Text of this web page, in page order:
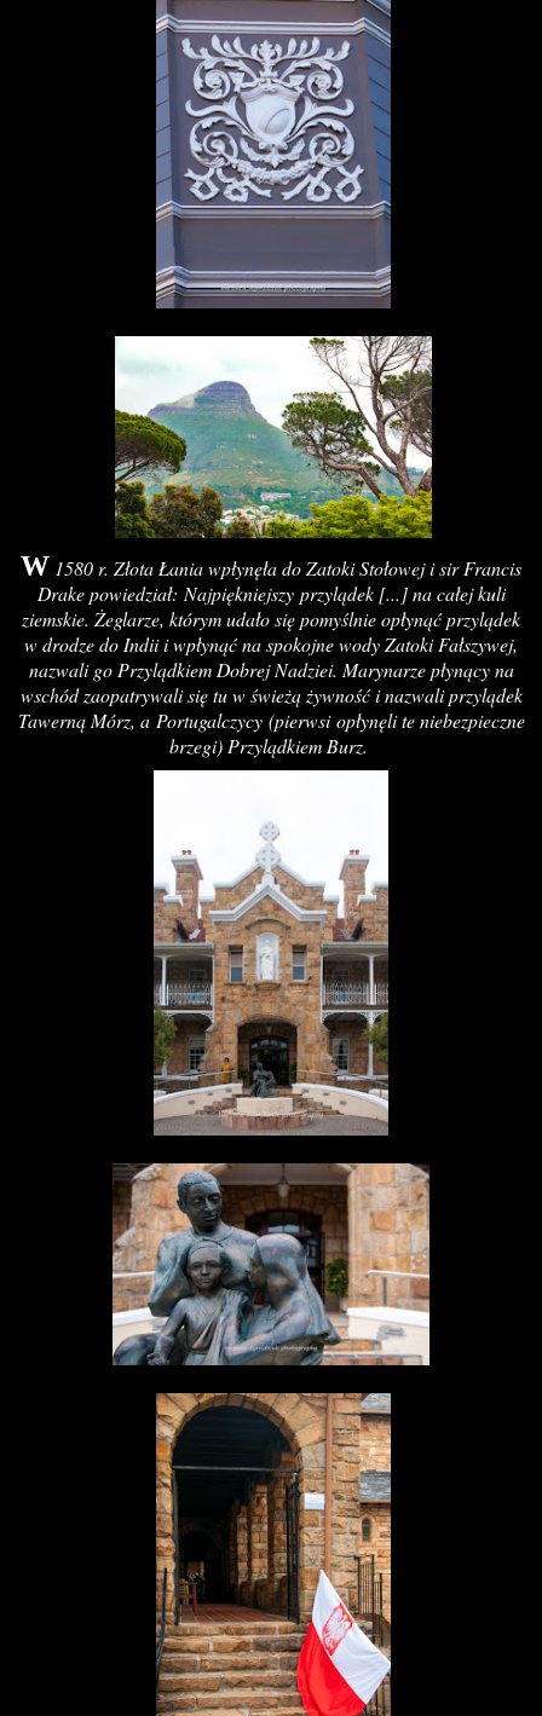
W 1580 r. Złota Łania wpłynęła do Zatoki Stołowej i sir Francis
Drake powiedział: Najpiękniejszy przylądek [...] na całej kuli
ziemskie. Żeglarze, którym udało się pomyślnie opłynąć przylądek
w drodze do Indii i wpłynąć na spokojne wody Zatoki Fałszywej,
nazwali go Przylądkiem Dobrej Nadziei. Marynarze płynący na
wschód zaopatrywali się tu w świeżą żywność i nazwali przylądek
Tawerną Mórz, a Portugalczycy (pierwsi opłynęli te niebezpieczne
brzegi) Przylądkiem Burz.